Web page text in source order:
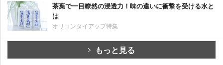
茶葉で一目瞭然の浸透力！味の違いに衝撃を受ける水と
は
オリコンタイアップ特集
もっと見る